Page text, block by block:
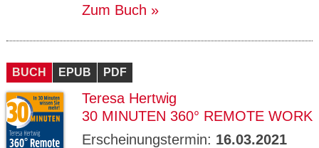
Zum Buch
BUCH EPUB PDF
Teresa Hertwig
30 MINUTEN 360° REMOTE WORK
Erscheinungstermin: 16.03.2021